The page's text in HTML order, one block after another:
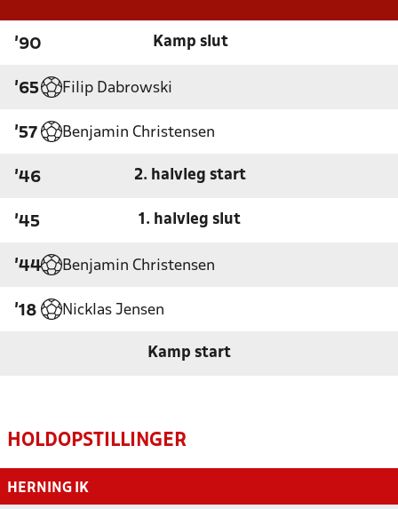
'90 Kamp slut
'65 Filip Dabrowski
'57 Benjamin Christensen
'46 2. halvleg start
'45 1. halvleg slut
'44 Benjamin Christensen
'18 Nicklas Jensen
Kamp start
HOLDOPSTILLINGER
HERNING IK